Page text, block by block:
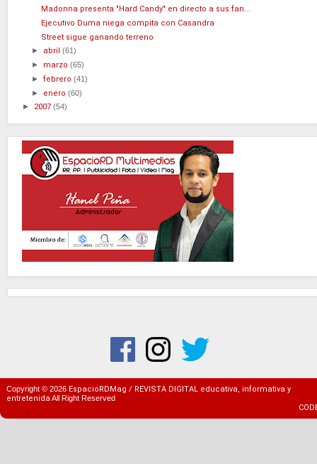
Madonna presenta "Hard Candy" en directo a sus fan...
Ejecutivo Duma niega compita con Casandra
Street sigue ganando terreno
► abril(61)
► marzo(65)
►febrero(41)
► enero(60)
► 2007 (54)
Copyright © 2026 EspacioRDMag / REVISTA DIGITAL educativa, informativa y
entretenidaAll Right Reserved